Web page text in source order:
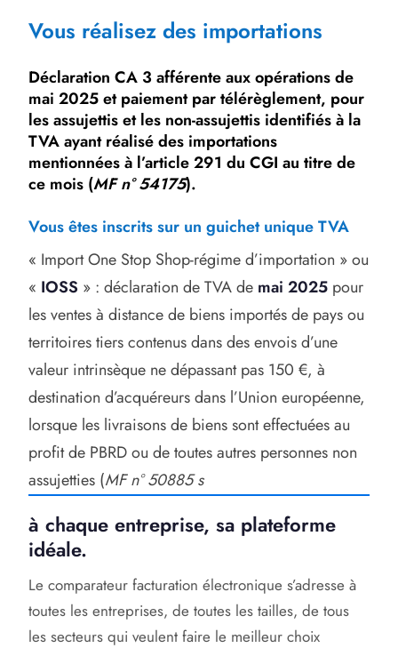
Vous réalisez des importations
Déclaration CA 3 afférente aux opérations de
mai 2025 et paiement par télérèglement, pour
les assujettis et les non-assujettis identifiés à la
TVA ayant réalisé des importations
mentionnées à l’article 291 du CGI au titre de
ce mois (MF n° 54175).
Vous êtes inscrits sur un guichet unique TVA
« Import One Stop Shop-régime d’importation » ou
« IOSS » : déclaration de TVA de mai 2025 pour
les ventes à distance de biens importés de pays ou
territoires tiers contenus dans des envois d’une
valeur intrinsèque ne dépassant pas 150 €, à
destination d’acquéreurs dans l’Union européenne,
lorsque les livraisons de biens sont effectuées au
profit de PBRD ou de toutes autres personnes non
assujetties (MF n° 50885 s
à chaque entreprise, sa plateforme
idéale.
Le comparateur facturation électronique s’adresse à
toutes les entreprises, de toutes les tailles, de tous
les secteurs qui veulent faire le meilleur choix